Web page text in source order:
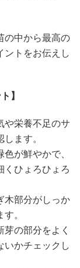
の中から最高の
ントをお伝えし
】
や栄養不足のサ
ます。
色が鮮やかで、
くひょろひょろ
木部分がしっか
。
芽の部分をよく
いかチェックし